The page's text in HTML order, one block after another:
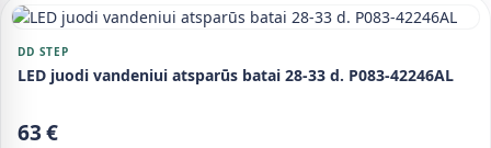
DD STEP
LED juodi vandeniui atsparūs batai 28-33 d. P083-42246AL
63 €